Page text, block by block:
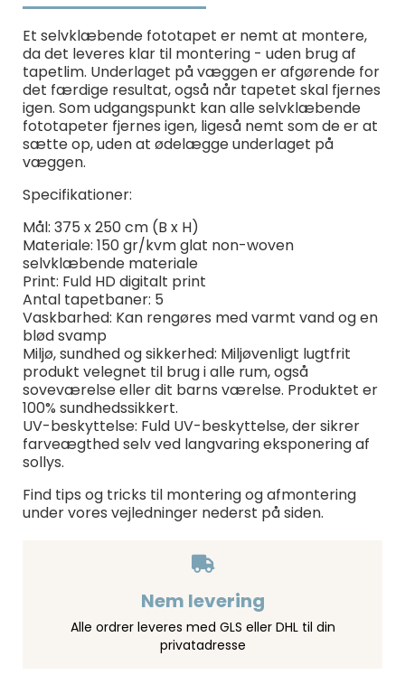
Et selvklæbende fototapet er nemt at montere,
da det leveres klar til montering - uden brug af
tapetlim. Underlaget på væggen er afgørende for
det færdige resultat, også når tapetet skal fjernes
igen. Som udgangspunkt kan alle selvklæbende
fototapeter fjernes igen, ligeså nemt som de er at
sætte op, uden at ødelægge underlaget på
væggen.
Specifikationer:
Mål: 375 x 250 cm (B x H)
Materiale: 150 gr/kvm glat non-woven
selvklæbende materiale
Print: Fuld HD digitalt print
Antal tapetbaner: 5
Vaskbarhed: Kan rengøres med varmt vand og en
blød svamp
Miljø, sundhed og sikkerhed: Miljøvenligt lugtfrit
produkt velegnet til brug i alle rum, også
soveværelse eller dit barns værelse. Produktet er
100% sundhedssikkert.
UV-beskyttelse: Fuld UV-beskyttelse, der sikrer
farveægthed selv ved langvaring eksponering af
sollys.
Find tips og tricks til montering og afmontering
under vores vejledninger nederst på siden.
Nem levering
Alle ordrer leveres med GLS eller DHL til din
privatadresse